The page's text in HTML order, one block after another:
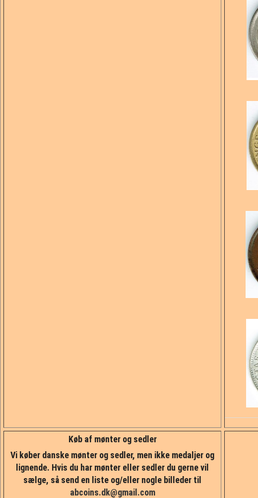
Køb af mønter og sedler
Vi køber danske mønter og sedler, men ikke medaljer og
lignende. Hvis du har mønter eller sedler du gerne vil
sælge, så send en liste og/eller nogle billeder til
abcoins.dk@gmail.com